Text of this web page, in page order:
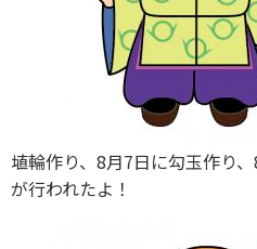
埴輪作り、8月7日に勾玉作り
が行われたよ！